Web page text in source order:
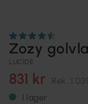
Zozy
LUCIDE
831 kr Rek. 1
I lager